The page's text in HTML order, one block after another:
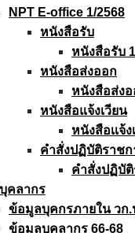
NPT E-office 1/2568
หนังสือรับ
หนังสือรับ
หนังสือส่งออก
หนังสือส่งอ
หนังสือแจ้งเวียน
หนังสือเเจ้
คำสั่งปฏิบัติราชก
คำสั่งปฏิบัติ
คลากร
ข้อมูลบุคกรภายใน วก.
ข้อมูลบุคลากร 66-68